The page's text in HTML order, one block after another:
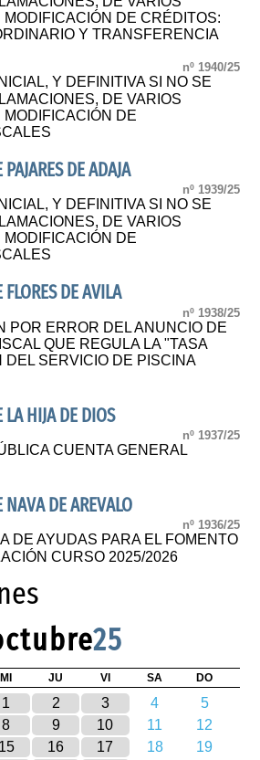
DE CRÉDITOS:
Y TRANSFERENCIA
nº 1940/25
Y DEFINITIVA SI NO SE
DE VARIOS
DE
DE ADAJA
nº 1939/25
Y DEFINITIVA SI NO SE
DE VARIOS
DE
DE AVILA
nº 1938/25
POR ERROR DEL ANUNCIO DE
QUE REGULA LA "TASA
DEL SERVICIO DE PISCINA
HIJA DE DIOS
nº 1937/25
CUENTA GENERAL
DE AREVALO
nº 1936/25
DE AYUDAS PARA EL FOMENTO
CURSO 2025/2026
25
MI JU VI SA DO
1 2 3 4
5
8 9 10 11
12
15 16 17 18
19